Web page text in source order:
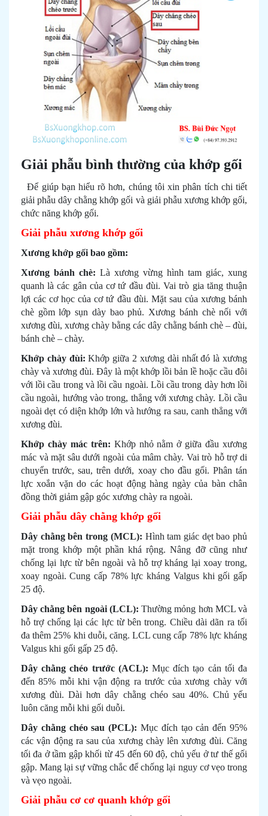
Giải phẫu bình thường của khớp gối
Để giúp bạn hiểu rõ hơn, chúng tôi xin phân tích chi tiết
giải phẫu dây chằng khớp gối và giải phẫu xương khớp gối,
chức năng khớp gối.
Giải phẫu xương khớp gối
Xương khớp gối bao gồm:
Xương bánh chè: Là xương vừng hình tam giác, xung
quanh là các gân của cơ tứ đầu đùi. Vai trò gia tăng thuận
lợi các cơ học của cơ tứ đầu đùi. Mặt sau của xương bánh
chè gồm lớp sụn dày bao phủ. Xương bánh chè nối với
xương đùi, xương chày bằng các dây chằng bánh chè – đùi,
bánh chè – chày.
Khớp chày đùi: Khớp giữa 2 xương dài nhất đó là xương
chày và xương đùi. Đây là một khớp lồi bản lề hoặc cầu đôi
với lồi cầu trong và lồi cầu ngoài. Lồi cầu trong dày hơn lồi
cầu ngoài, hướng vào trong, thẳng với xương chày. Lồi cầu
ngoài dẹt có diện khớp lớn và hướng ra sau, canh thẳng với
xương đùi.
Khớp chày mác trên: Khớp nhỏ nằm ở giữa đầu xương
mác và mặt sâu dưới ngoài của mâm chày. Vai trò hỗ trợ di
chuyển trước, sau, trên dưới, xoay cho đầu gối. Phân tán
lực xoắn vặn do các hoạt động hàng ngày của bàn chân
đồng thời giảm gập góc xương chày ra ngoài.
Giải phẫu dây chằng khớp gối
Dây chằng bên trong (MCL): Hình tam giác dẹt bao phủ
mặt trong khớp một phần khá rộng. Nâng đỡ cũng như
chống lại lực từ bên ngoài và hỗ trợ kháng lại xoay trong,
xoay ngoài. Cung cấp 78% lực kháng Valgus khi gối gấp
25 độ.
Dây chằng bên ngoài (LCL): Thường mỏng hơn MCL và
hỗ trợ chống lại các lực từ bên trong. Chiều dài dãn ra tối
đa thêm 25% khi duỗi, căng. LCL cung cấp 78% lực kháng
Valgus khi gối gấp 25 độ.
Dây chằng chéo trước (ACL): Mục đích tạo cản tối đa
đến 85% mỗi khi vận động ra trước của xương chày với
xương đùi. Dài hơn dây chằng chéo sau 40%. Chủ yếu
luôn căng mỗi khi gối duỗi.
Dây chằng chéo sau (PCL): Mục đích tạo cản đến 95%
các vận động ra sau của xương chày lên xương đùi. Căng
tối đa ở tầm gập khối từ 45 đến 60 độ, chủ yếu ở tư thế gối
gập. Mang lại sự vững chắc để chống lại nguy cơ vẹo trong
và vẹo ngoài.
Giải phẫu cơ cơ quanh khớp gối